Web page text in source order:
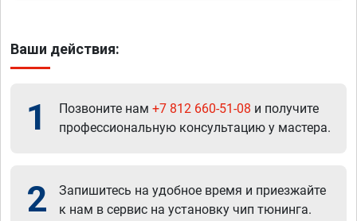
Ваши действия:
1 Позвоните нам +7 812 660-51-08 и получите
профессиональную консультацию у мастера.
2
Запишитесь на удобное время и приезжайте
к нам в сервис на установку чип тюнинга.